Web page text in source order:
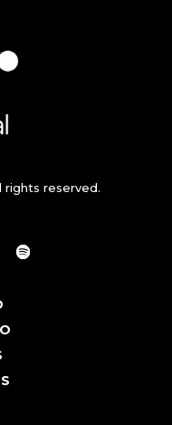
rights reserved.